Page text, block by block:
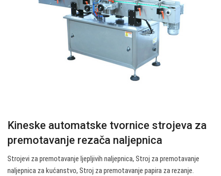
Kineske automatske tvornice strojeva za
premotavanje rezača naljepnica
Strojevi za premotavanje ljepljivih naljepnica, Stroj za premotavanje
naljepnica za kućanstvo, Stroj za premotavanje papira za rezanje.